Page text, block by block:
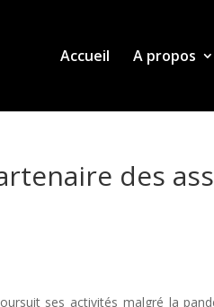
Accueil A propos
des
ses activités malgré la